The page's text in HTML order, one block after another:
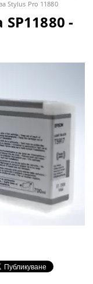
Stylus Pro 11880
-